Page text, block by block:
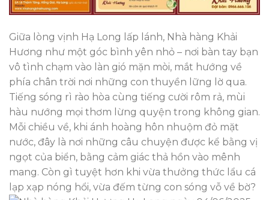
Giữa lòng vịnh Hạ Long lấp lánh, Nhà hàng Khải
Hương như một góc bình yên nhỏ – nơi bàn tay bạn
vô tình chạm vào làn gió mặn mòi, mắt hướng về
phía chân trời nơi những con thuyền lững lờ qua.
Tiếng sóng rì rào hòa cùng tiếng cười rôm rả, mùi
hàu nướng mọi thơm lừng quyện trong không gian.
Mỗi chiều về, khi ánh hoàng hôn nhuộm đỏ mặt
nước, đây là nơi những câu chuyện được kể bằng vị
ngọt của biển, bằng cảm giác thả hồn vào mênh
mang. Còn gì tuyệt hơn khi vừa thưởng thức lẩu cá
lạp xạp nóng hổi, vừa đếm từng con sóng vỗ về bờ?